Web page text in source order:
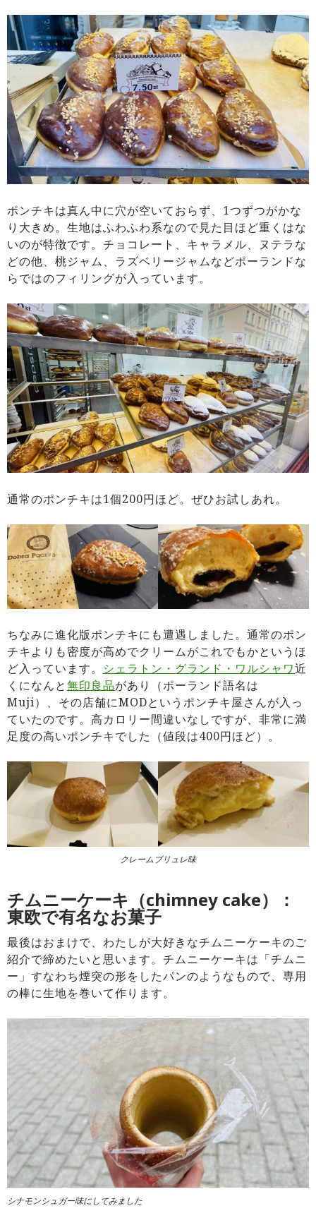
ポンチキは真ん中に穴が空いておらず、1つずつがかな
り大きめ。生地はふわふわ系なので見た目ほど重くはな
いのが特徴です。チョコレート、キャラメル、ヌテラな
どの他、桃ジャム、ラズベリージャムなどポーランドな
らではのフィリングが入っています。
通常のポンチキは1個200円ほど。ぜひお試しあれ。
ちなみに進化版ポンチキにも遭遇しました。通常のポン
チキよりも密度が高めでクリームがこれでもかというほ
ど入っています。 シェラトン・グランド・ワルシャワ近
くになんと無印良品があり（ポーランド語名は
Muji）、その店舗にMODというポンチキ屋さんが入っ
ていたのです。高カロリー間違いなしですが、非常に満
足度の高いポンチキでした（値段は400円ほど）。
クレームブリュレ味
チムニーケーキ（chimney cake）：
東欧で有名なお菓子
最後はおまけで、わたしが大好きなチムニーケーキのご
紹介で締めたいと思います。チムニーケーキは「チムニ
ー」すなわち煙突の形をしたパンのようなもので、専用
の棒に生地を巻いて作ります。
シナモンシュガー味にしてみました